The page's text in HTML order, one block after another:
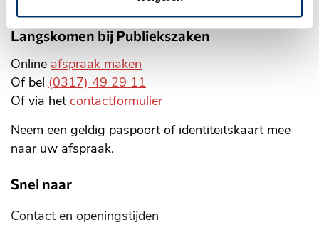
Langskomen bij Publiekszaken
Online afspraak maken
Of bel (0317) 49 29 11
Of via het contactformulier
Neem een geldig paspoort of identiteitskaart mee
naar uw afspraak.
Snel naar
Contact en openingstijden